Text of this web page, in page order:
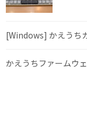
[Windows] かえうち
かえうちファームウ